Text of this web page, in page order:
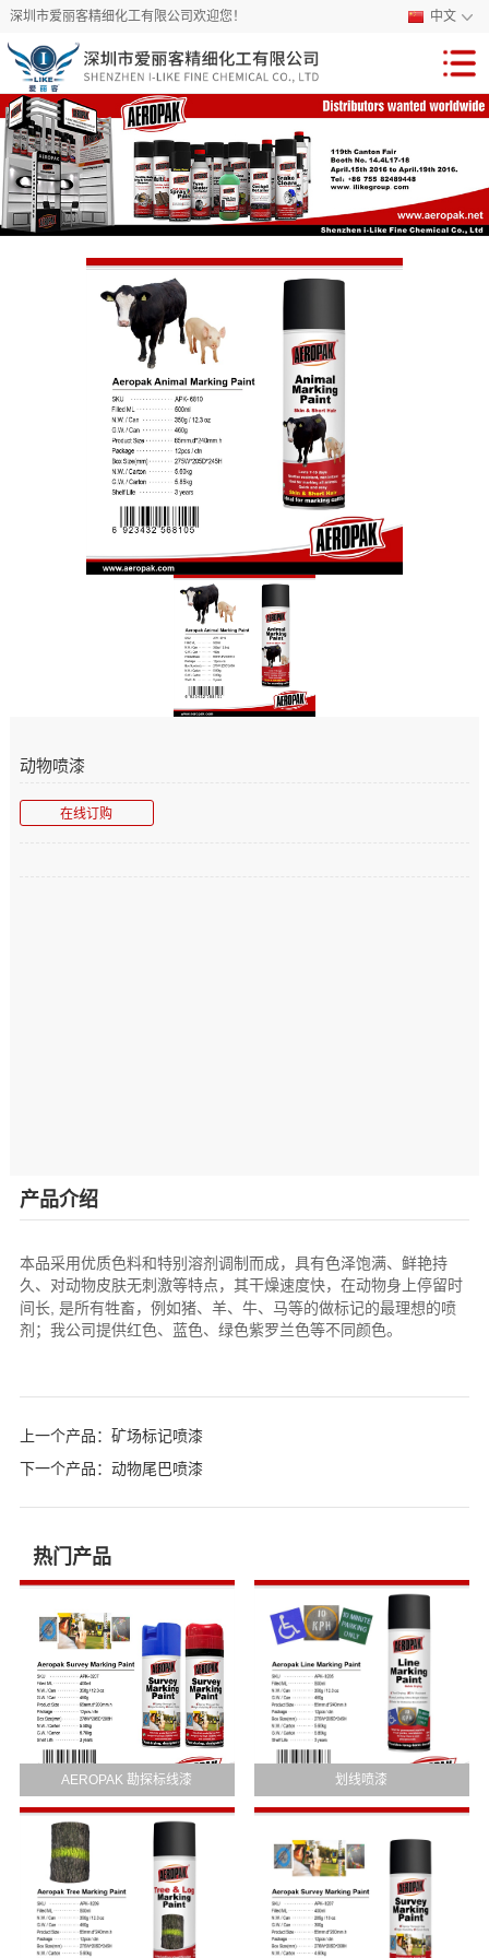
深圳市爱丽客精细化工有限公司欢迎您！ 中文
动物喷漆
在线订购
产品介绍
本品采用优质色料和特别溶剂调制而成，具有色泽饱满、鲜艳持
久、对动物皮肤无刺激等特点，其干燥速度快，在动物身上停留时
间长, 是所有牲畜，例如猪、羊、牛、马等的做标记的最理想的喷
剂；我公司提供红色、蓝色、绿色紫罗兰色等不同颜色。
上一个产品： 矿场标记喷漆
下一个产品： 动物尾巴喷漆
热门产品
AEROPAK 勘探标线漆 划线喷漆